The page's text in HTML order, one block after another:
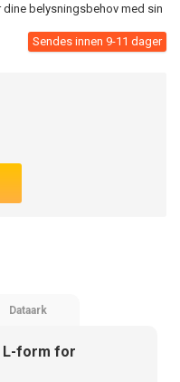
belysningsbehov med sin
Sendes innen 9-11 dager
Dataark
L-form for